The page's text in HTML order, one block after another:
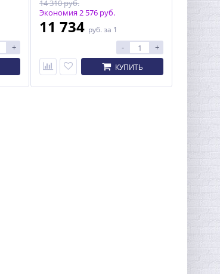
+
14 310 руб.
Экономия 2 576 руб.
11 734 руб. за 1
- +
КУПИТЬ